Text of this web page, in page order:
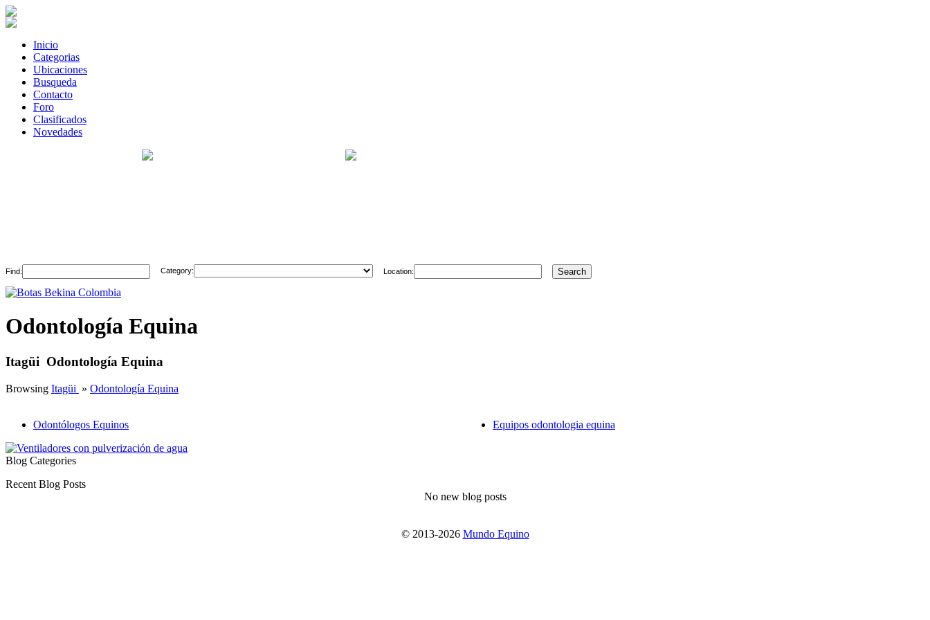
Inicio
Categorias
Ubicaciones
Busqueda
Contacto
Foro
Clasificados
Novedades
Find: Category: Location:
Odontología Equina
Itagüi Odontología Equina
Browsing Itagüi » Odontología Equina
Odontólogos Equinos Equipos odontologia equina
Blog Categories
Recent Blog Posts
No new blog posts
© 2013-2026 Mundo Equino